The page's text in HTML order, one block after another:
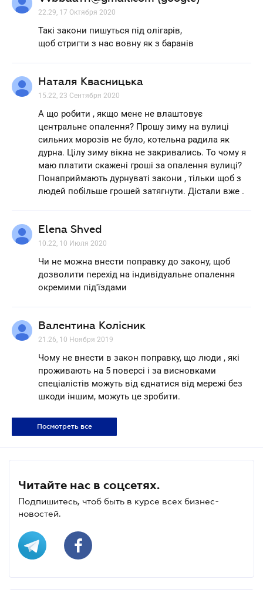
22.29, 17 Октября 2020
Такі закони пишуться під олігарів,
щоб стригти з нас вовну як з баранів
Наталя Квасницька
15.22, 23 Сентября 2020
А що робити , якщо мене не влаштовує
центральне опалення? Прошу зиму на вулиці
сильних морозів не було, котельна радила як
дурна. Цілу зиму вікна не закривались. То чому я
маю платити скажені гроші за опалення вулиці?
Понаприймають дурнуваті закони , тільки щоб з
людей побільше грошей затягнути. Дістали вже .
Elena Shved
10.22, 10 Июля 2020
Чи не можна внести поправку до закону, щоб
дозволити перехід на індивідуальне опалення
окремими під'їздами
Валентина Колісник
21.26, 10 Ноября 2019
Чому не внести в закон поправку, що люди , які
проживають на 5 поверсі і за висновками
спеціалістів можуть від єднатися від мережі без
шкоди іншим, можуть це зробити.
Посмотреть все
Читайте нас в соцсетях.
Подпишитесь, чтоб быть в курсе всех бизнес-
новостей.